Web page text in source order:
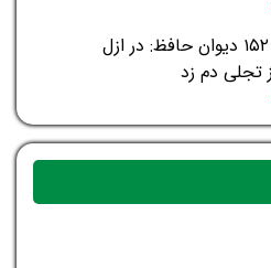
غزل شماره‌ی ۱۵۲ دیوان حافظ: در ازل
تجلی دم زد